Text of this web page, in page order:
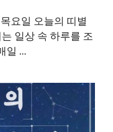
요일 오늘의 띠별
일상 속 하루를 조
일 ...